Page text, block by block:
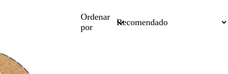
Ordenar
por